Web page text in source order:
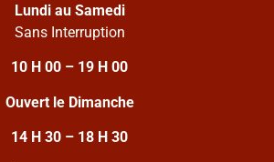
Lundi au Samedi
Sans Interruption
10 H 00 – 19 H 00
Ouvert le Dimanche
14 H 30 – 18 H 30